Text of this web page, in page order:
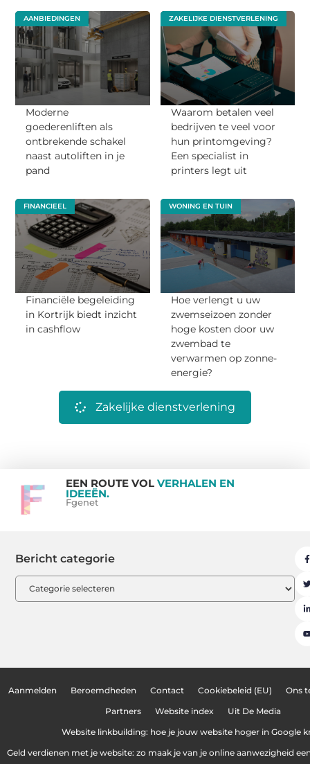
AANBIEDINGEN
Moderne
goederenliften als
ontbrekende schakel
naast autoliften in je
pand
ZAKELIJKE DIENSTVERLENING
Waarom betalen veel
bedrijven te veel voor
hun printomgeving?
Een specialist in
printers legt uit
FINANCIEEL
Financiële begeleiding
in Kortrijk biedt inzicht
in cashflow
WONING EN TUIN
Hoe verlengt u uw
zwemseizoen zonder
hoge kosten door uw
zwembad te
verwarmen op zonne-
energie?
Zakelijke dienstverlening
EEN ROUTE VOL VERHALEN EN
IDEEËN.
Fgenet
Bericht categorie
Aanmelden Beroemdheden Contact Cookiebeleid (EU) Ons
Partners Website index Uit De Media
Website linkbuilding: hoe je jouw website hoger in Google
Geld verdienen met je website: zo maak je van je online aanwezigheid